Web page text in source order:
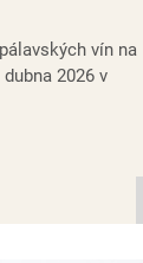
vín na
2026 v